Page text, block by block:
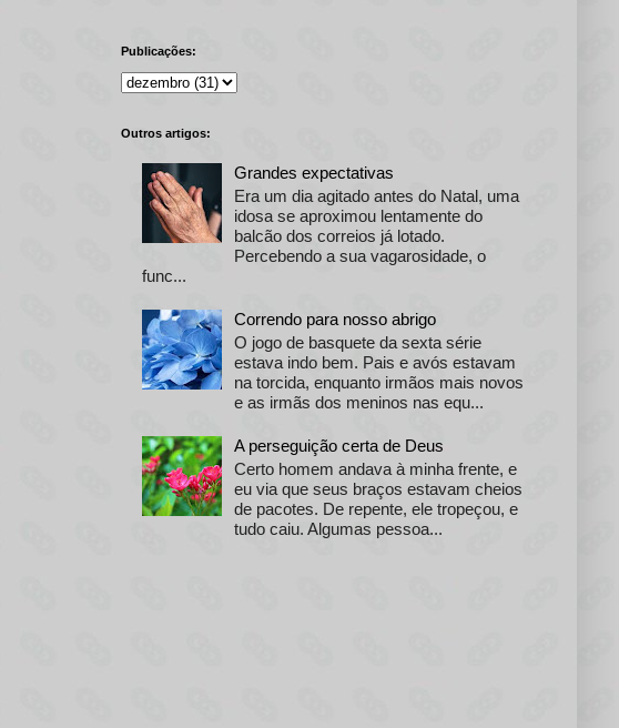
Publicações:
Outros artigos:
Grandes expectativas
Era um dia agitado antes do Natal, uma
idosa se aproximou lentamente do
balcão dos correios já lotado.
Percebendo a sua vagarosidade, o
func...
Correndo para nosso abrigo
O jogo de basquete da sexta série
estava indo bem. Pais e avós estavam
na torcida, enquanto irmãos mais novos
e as irmãs dos meninos nas equ...
A perseguição certa de Deus
Certo homem andava à minha frente, e
eu via que seus braços estavam cheios
de pacotes. De repente, ele tropeçou, e
tudo caiu. Algumas pessoa...